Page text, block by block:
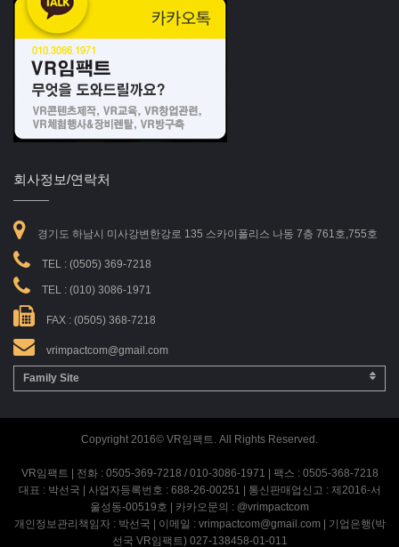
회사정보/연락처
경기도 하남시 미사강변한강로 135 스카이폴리스 나동 7층 761호,755호
TEL : (0505) 369-7218
TEL : (010) 3086-1971
FAX : (0505) 368-7218
vrimpactcom@gmail.com
Family Site
Copyright 2016© VR임팩트. All Rights Reserved.
VR임팩트 | 전화 : 0505-369-7218 / 010-3086-1971 | 팩스 : 0505-368-7218
대표 : 박선국 | 사업자등록번호 : 688-26-00251 | 통신판매업신고 : 제2016-서
울성동-00519호 | 카카오문의 : @vrimpactcom
개인정보관리책임자 : 박선국 | 이메일 : vrimpactcom@gmail.com | 기업은행(박
선국 VR임팩트) 027-138458-01-011